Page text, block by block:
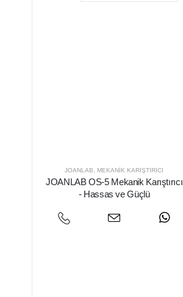
JOANLAB MEKANIK KARIŞTIRICI
JOANLAB OS-5 Mekanik Karıştırıcı
- Hassas ve Güçlü